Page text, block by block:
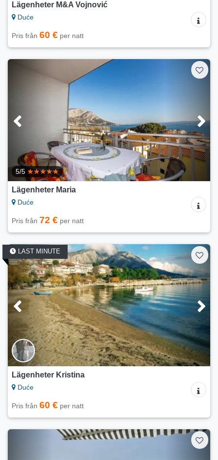
Lägenheter M&A Vojnović
Duće
Pris från 60 € per natt
5/5
Lägenheter Maria
Duće
Pris från 72 € per natt
LAST MINUTE
Lägenheter Kristina
Duće
Pris från 60 € per natt